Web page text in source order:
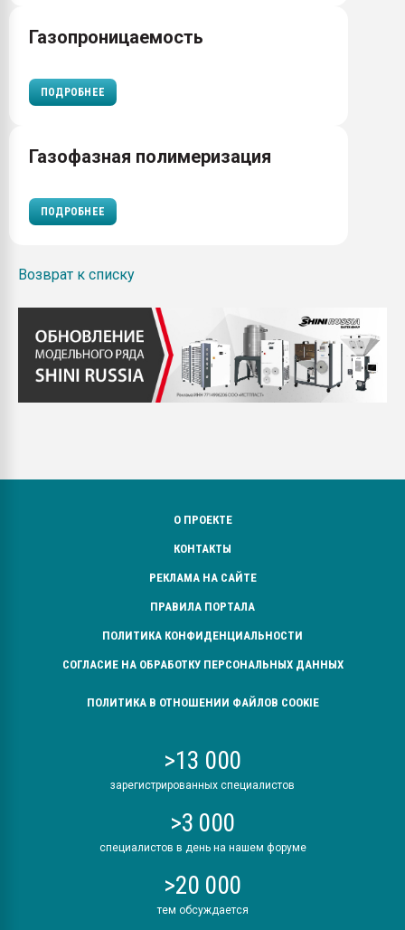
Газопроницаемость
ПОДРОБНЕЕ
Газофазная полимеризация
ПОДРОБНЕЕ
Возврат к списку
О ПРОЕКТЕ
КОНТАКТЫ
РЕКЛАМА НА САЙТЕ
ПРАВИЛА ПОРТАЛА
ПОЛИТИКА КОНФИДЕНЦИАЛЬНОСТИ
СОГЛАСИЕ НА ОБРАБОТКУ ПЕРСОНАЛЬНЫХ ДАННЫХ
ПОЛИТИКА В ОТНОШЕНИИ ФАЙЛОВ COOKIE
>13 000
зарегистрированных специалистов
>3 000
специалистов в день на нашем форуме
>20 000
тем обсуждается